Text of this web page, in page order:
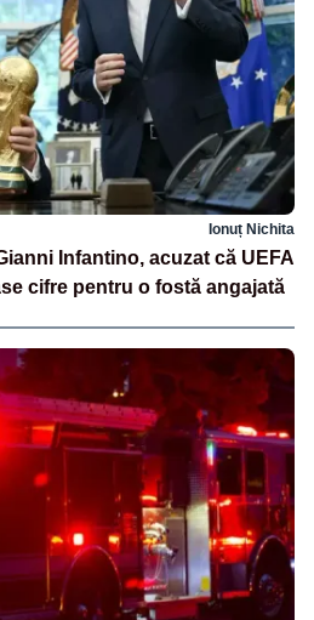
Ionuț Nichita
Infantino, acuzat că UEFA
cifre pentru o fostă angajată